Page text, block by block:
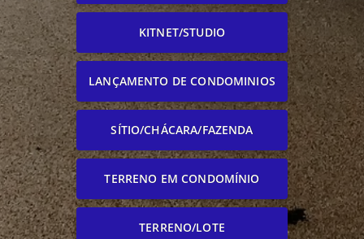
KITNET/STUDIO
LANÇAMENTO DE CONDOMINIOS
SÍTIO/CHÁCARA/FAZENDA
TERRENO EM CONDOMÍNIO
TERRENO/LOTE